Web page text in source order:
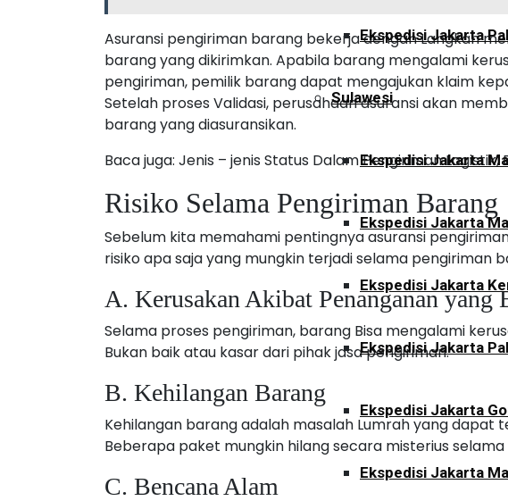
Ekspedisi Jakarta
Sulawesi
Ekspedisi Jakarta
Ekspedisi Jakarta
Ekspedisi Jakarta
Ekspedisi Jakarta
Ekspedisi Jakarta
Ekspedisi Jakarta
Asuransi pengiriman barang bekerja dengan Langkah
barang yang dikirimkan. Apabila barang mengalami
pengiriman, pemilik barang dapat mengajukan klaim
Setelah proses Validasi, perusahaan asuransi akan
barang yang diasuransikan.
Baca juga: Jenis – jenis Status Dalam Pengiriman Logistik,
Risiko Selama Pengiriman Barang
Sebelum kita memahami pentingnya asuransi
risiko apa saja yang mungkin terjadi selama pengiriman
A. Kerusakan Akibat Penanganan yang
Selama proses pengiriman, barang Bisa mengalami
Bukan baik atau kasar dari pihak jasa pengiriman.
B. Kehilangan Barang
Kehilangan barang adalah masalah Lumrah yang dapat
Beberapa paket mungkin hilang secara misterius
C. Bencana Alam